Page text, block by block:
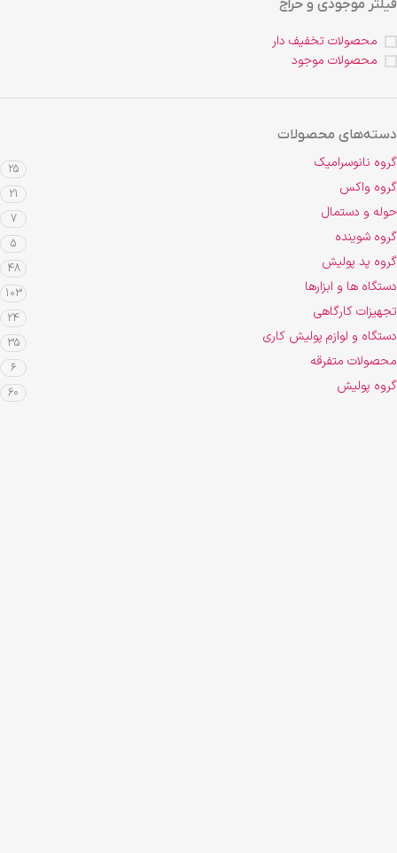
فیلتر موجودی و حراج
محصولات تخفیف دار
محصولات موجود
دسته‌های محصولات
گروه نانوسرامیک 25
گروه واکس 21
حوله و دستمال 7
گروه شوینده 5
گروه پد پولیش 48
دستگاه ها و ابزارها 103
تجهیزات کارگاهی 24
دستگاه و لوازم پولیش کاری 35
محصولات متفرقه 6
گروه پولیش 60